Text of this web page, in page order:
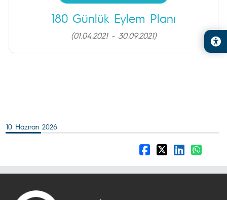
180 Günlük Eylem Planı
(01.04.2021 - 30.09.2021)
10 Haziran 2026